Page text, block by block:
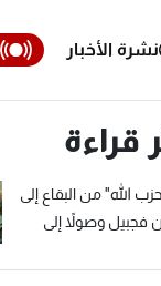
نشرة الأخبار
قراءة
الله" من البقاع إلى
فجبيل وصولاً إلى